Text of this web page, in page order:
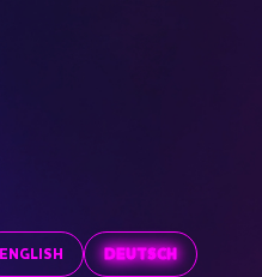
ENGLISH DEUTSCH